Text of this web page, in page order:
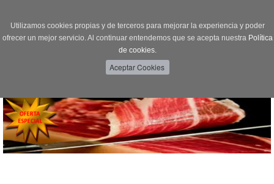
Utilizamos cookies propias y de terceros para mejorar la experiencia y poder
ofrecer un mejor servicio. Al continuar entendemos que se acepta nuestra Política
de cookies.